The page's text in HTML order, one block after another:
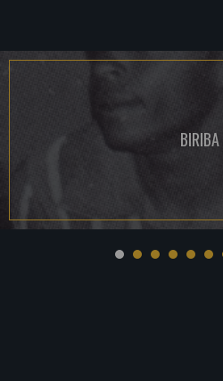
BIRIBA